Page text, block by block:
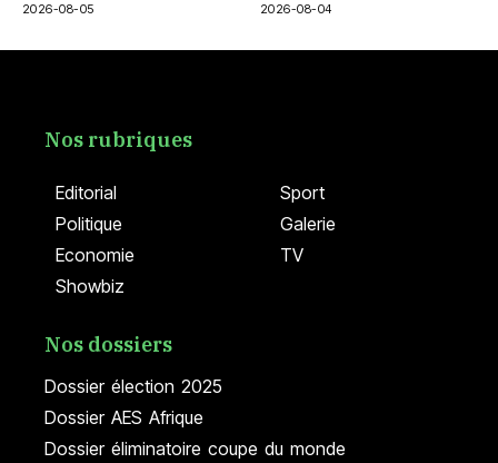
2026-08-05 2026-08-04
Editorial
Politique
Economie
Showbiz
Sport
Galerie
TV
Nos rubriques
Dossier élection 2025
Dossier AES Afrique
Dossier éliminatoire coupe du monde
Nos dossiers